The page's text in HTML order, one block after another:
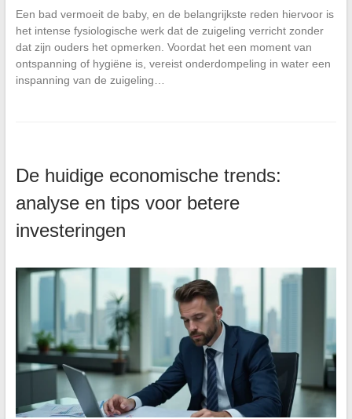
Een bad vermoeit de baby, en de belangrijkste reden hiervoor is
het intense fysiologische werk dat de zuigeling verricht zonder
dat zijn ouders het opmerken. Voordat het een moment van
ontspanning of hygiëne is, vereist onderdompeling in water een
inspanning van de zuigeling…
De huidige economische trends:
analyse en tips voor betere
investeringen